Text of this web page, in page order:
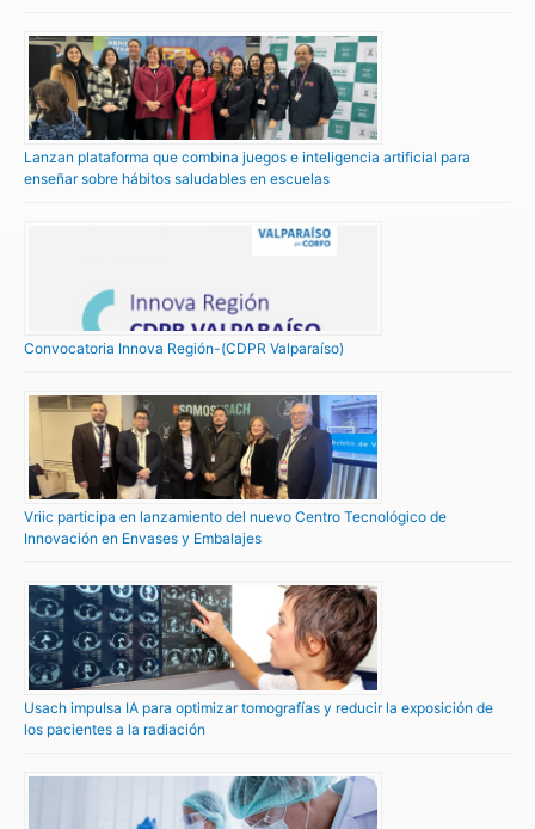
Lanzan plataforma que combina juegos e inteligencia artificial para
enseñar sobre hábitos saludables en escuelas
Convocatoria Innova Región-(CDPR Valparaíso)
Vriic participa en lanzamiento del nuevo Centro Tecnológico de
Innovación en Envases y Embalajes
Usach impulsa IA para optimizar tomografías y reducir la exposición de
los pacientes a la radiación